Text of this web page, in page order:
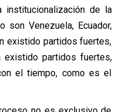
institucionalización de la
son Venezuela, Ecuador,
existido partidos fuertes,
existido partidos fuertes,
el tiempo, como es el